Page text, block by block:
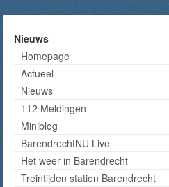
Nieuws
Homepage
Actueel
Nieuws
112 Meldingen
Miniblog
BarendrechtNU Live
Het weer in Barendrecht
Treintijden station Barendrecht